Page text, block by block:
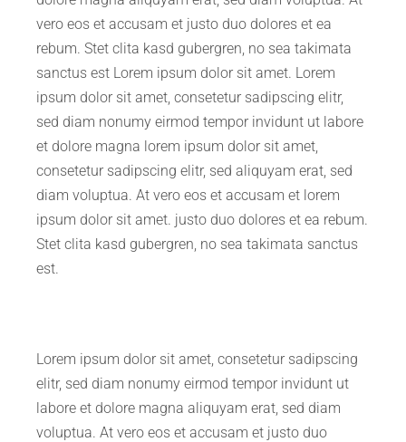
vero eos et accusam et justo duo dolores et ea
rebum. Stet clita kasd gubergren, no sea takimata
sanctus est Lorem ipsum dolor sit amet. Lorem
ipsum dolor sit amet, consetetur sadipscing elitr,
sed diam nonumy eirmod tempor invidunt ut labore
et dolore magna lorem ipsum dolor sit amet,
consetetur sadipscing elitr, sed aliquyam erat, sed
diam voluptua. At vero eos et accusam et lorem
ipsum dolor sit amet. justo duo dolores et ea rebum.
Stet clita kasd gubergren, no sea takimata sanctus
est.
Lorem ipsum dolor sit amet, consetetur sadipscing
elitr, sed diam nonumy eirmod tempor invidunt ut
labore et dolore magna aliquyam erat, sed diam
voluptua. At vero eos et accusam et justo duo